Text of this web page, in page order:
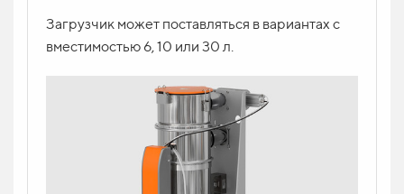
Загрузчик может поставляться в вариантах с
вместимостью 6, 10 или 30 л.
Напишите ваш вопрос в форму и укажите
контакт. Менеджер свяжется с вами в
ближайшее время и проконсультирует.